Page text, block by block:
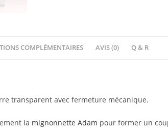
COMPLÉMENTAIRES AVIS (0) Q & R
transparent avec fermeture mécanique.
la mignonnette Adam pour former un